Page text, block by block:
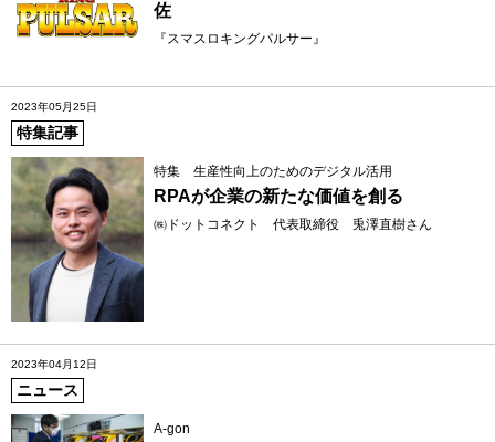
佐
『スマスロキングパルサー』
2023年05月25日
特集記事
特集 生産性向上のためのデジタル活用
RPAが企業の新たな価値を創る
㈱ドットコネクト 代表取締役 兎澤直樹さん
2023年04月12日
ニュース
A-gon